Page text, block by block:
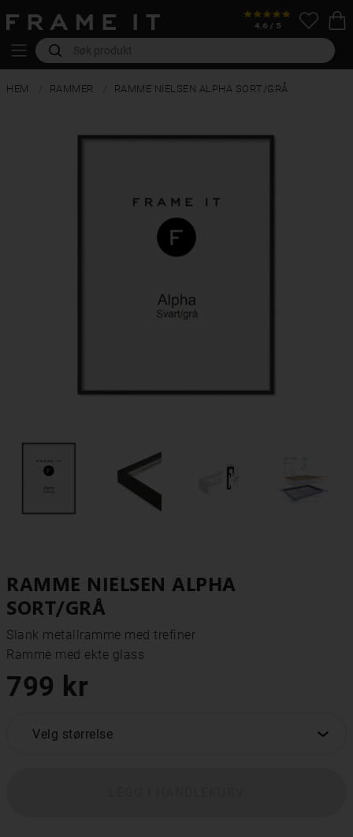
HEM RAMMER RAMME NIELSEN ALPHA SORT/GRÅ
RAMME NIELSEN ALPHA
SORT/GRÅ
Slank metallramme med trefiner
Ramme med ekte glass
799 kr
Velg størrelse